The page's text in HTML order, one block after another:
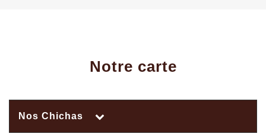
Notre carte
Nos Chichas